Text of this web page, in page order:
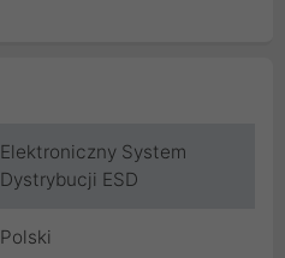
Elektroniczny System
Dystrybucji ESD
Polski